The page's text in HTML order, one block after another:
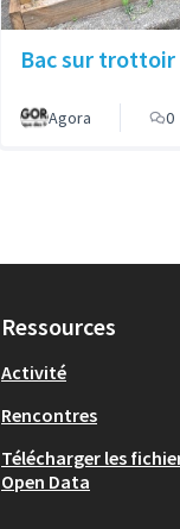
Bac sur trottoir
Agora 0
Ressources
Activité
Rencontres
Télécharger les
Open Data